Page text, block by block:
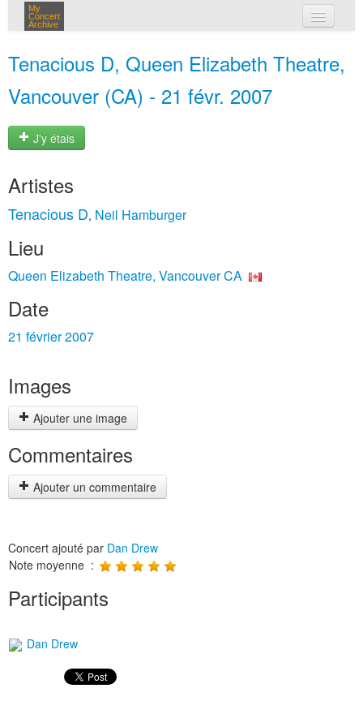
My
Concert
Archive
Tenacious D, Queen Elizabeth Theatre,
Vancouver (CA) - 21 févr. 2007
J'y étais
Artistes
Tenacious D, Neil Hamburger
Lieu
Queen Elizabeth Theatre, Vancouver CA
Date
21 février 2007
Images
Ajouter une image
Commentaires
Ajouter un commentaire
Concert ajouté par Dan Drew
Note moyenne :
Participants
Dan Drew